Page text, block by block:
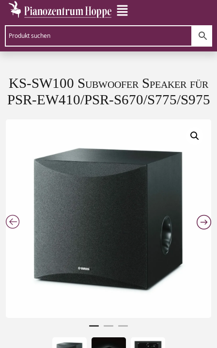
KS-SW100 Subwoofer Speaker für
PSR-EW410/PSR-S670/S775/S975